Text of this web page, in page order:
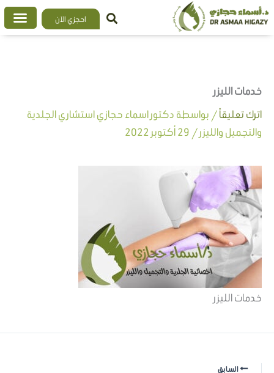
تخطي
إلى
احجزي الآن
خدمات الليزر
اترك تعليقاً/ بواسطة دكتور اسماء حجازي استشاري الجلدية
والتجميل والليزر/ 29 أكتوبر 2022
خدمات الليزر
السابق